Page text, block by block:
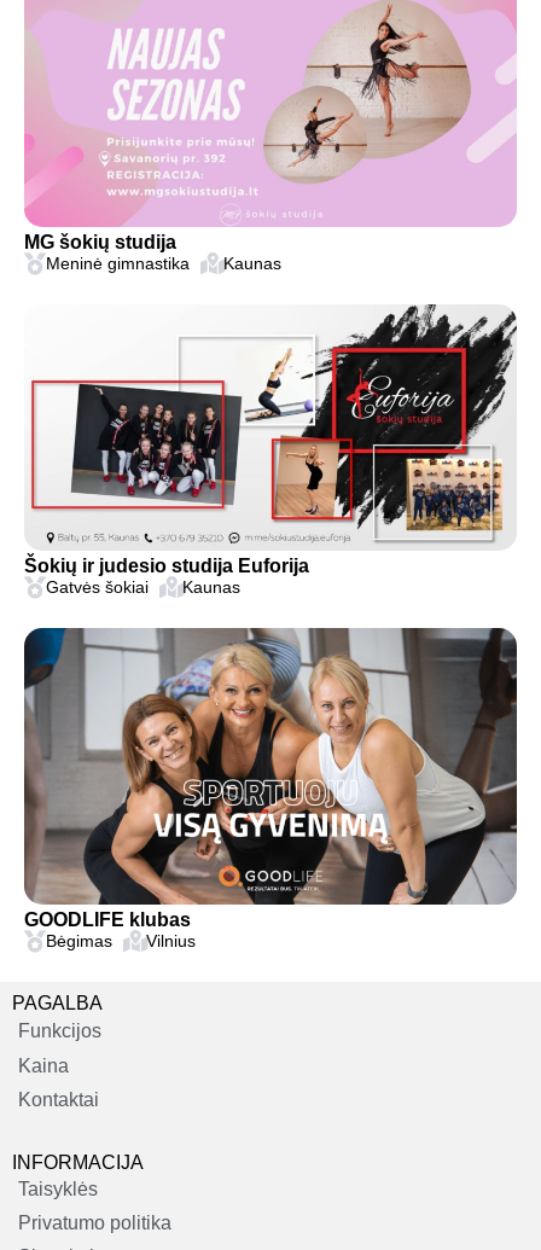
MG šokių studija
Meninė gimnastika Kaunas
Šokių ir judesio studija Euforija
Gatvės šokiai Kaunas
GOODLIFE klubas
Bėgimas Vilnius
PAGALBA
Funkcijos
Kaina
Kontaktai
INFORMACIJA
Taisyklės
Privatumo politika